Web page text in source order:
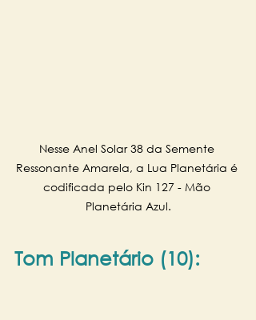
Nesse Anel Solar 38 da Semente
Ressonante Amarela, a Lua Planetária é
codificada pelo Kin 127 - Mão
Planetária Azul.
Tom Planetário (10):